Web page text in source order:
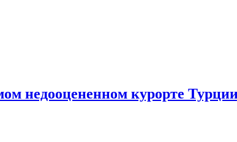
недооцененном курорте